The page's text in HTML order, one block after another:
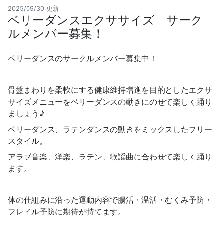
2025/09/30 更新
ベリーダンスエクササイズ サーク
ルメンバー募集！
ベリーダンスのサークルメンバー募集中！
骨盤まわりを柔軟にする健康維持増進を目的としたエクサ
サイズメニューをベリーダンスの動きにのせて楽しく踊り
ましょう♪
ベリーダンス、ラテンダンスの動きをミックスしたフリー
スタイル。
アラブ音楽、洋楽、ラテン、歌謡曲に合わせて楽しく踊り
ます。
体の仕組みに沿った運動内容で腸活・温活・むくみ予防・
フレイル予防に期待が持てます。